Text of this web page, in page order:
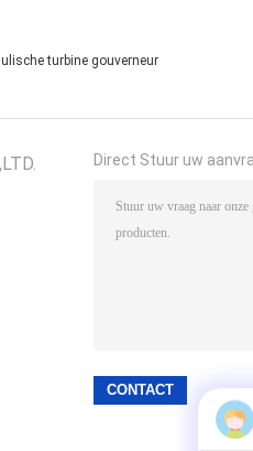
turbine gouverneur
Direct Stuur uw